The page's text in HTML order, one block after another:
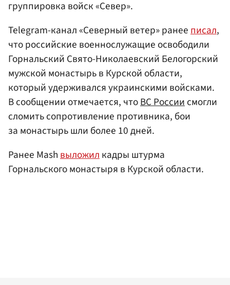
группировка войск «Север».
Telegram-канал «Cеверный ветер» ранееписал,
что российские военнослужащие освободили
Горнальский Свято-Николаевский Белогорский
мужской монастырь в Курской области,
который удерживался украинскими войсками.
В сообщении отмечается, чтоВС Россиисмогли
сломить сопротивление противника, бои
за монастырь шли более 10 дней.
Ранее Mashвыложилкадры штурма
Горнальского монастыря в Курской области.